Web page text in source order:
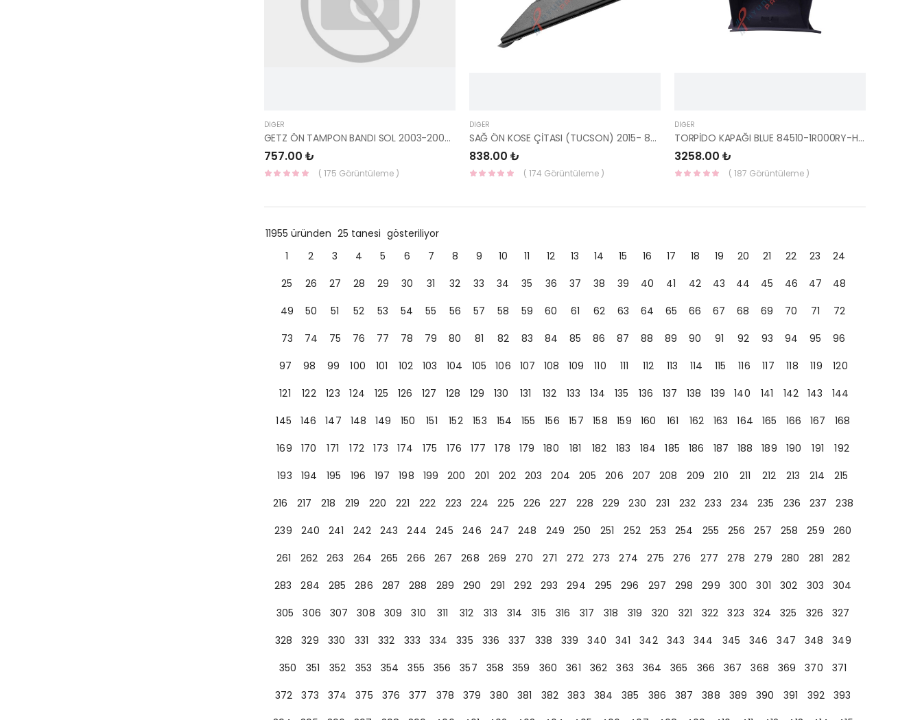
DIĞER
GETZ ÖN TAMPON BANDI SOL 2003-2005 86523-1C000-HMC
757.00 ₺
( 175 Görüntüleme )
DIĞER
SAĞ ÖN KOSE ÇİTASI (TUCSON) 2015- 86190-D7000-HMC
838.00 ₺
( 174 Görüntüleme )
DIĞER
TORPİDO KAPAĞI BLUE 84510-1R000RY-HMC
3258.00 ₺
( 187 Görüntüleme )
11955 üründen 25 tanesi gösteriliyor
1
2 3 4 5 6 7 8 9 10 11 12 13 14 15 16 17 18 19 20 21 22 23
24
25
26 27 28 29 30 31 32 33 34 35 36 37 38 39 40 41 42 43 44 45 46 47
48
49
50 51 52 53 54 55 56 57 58 59 60 61 62 63 64 65 66 67 68 69 70 71
72
73
74 75 76 77 78 79 80 81 82 83 84 85 86 87 88 89 90 91 92 93 94 95
96
97
98 99 100 101 102 103 104 105 106 107 108 109 110 111 112 113 114 115 116 117 118 119
120
121
122 123 124 125 126 127 128 129 130 131 132 133 134 135 136 137 138 139 140 141 142 143
144
145
146 147 148 149 150 151 152 153 154 155 156 157 158 159 160 161 162 163 164 165 166 167
168
169
170 171 172 173 174 175 176 177 178 179 180 181 182 183 184 185 186 187 188 189 190 191
192
193
194 195 196 197 198 199 200 201 202 203 204 205 206 207 208 209 210 211 212 213 214
215
216
217 218 219 220 221 222 223 224 225 226 227 228 229 230 231 232 233 234 235 236 237
238
239
240 241 242 243 244 245 246 247 248 249 250 251 252 253 254 255 256 257 258 259
260
261
262 263 264 265 266 267 268 269 270 271 272 273 274 275 276 277 278 279 280 281
282
283
284 285 286 287 288 289 290 291 292 293 294 295 296 297 298 299 300 301 302 303
304
305
306 307 308 309 310 311 312 313 314 315 316 317 318 319 320 321 322 323 324 325 326
327
328
329 330 331 332 333 334 335 336 337 338 339 340 341 342 343 344 345 346 347 348
349
350
351 352 353 354 355 356 357 358 359 360 361 362 363 364 365 366 367 368 369 370
371
372
373 374 375 376 377 378 379 380 381 382 383 384 385 386 387 388 389 390 391 392
393